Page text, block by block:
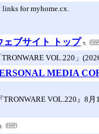
links for myhome.cx.
ェブサイト トップ
VOL.220」
MEDIA
VOL.220』8月